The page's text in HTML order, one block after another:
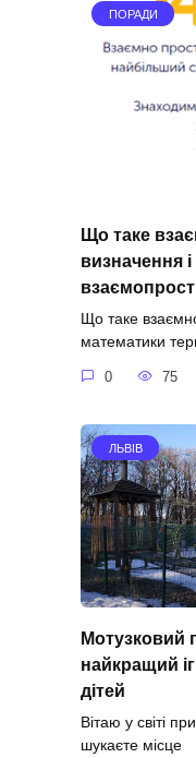
ПОРАДИ
Що таке
визначення
Що таке
математики
0 75
ЛЬВІВ
Мотузковий
найкращий
дітей
Вітаю у світі
шукаєте місце